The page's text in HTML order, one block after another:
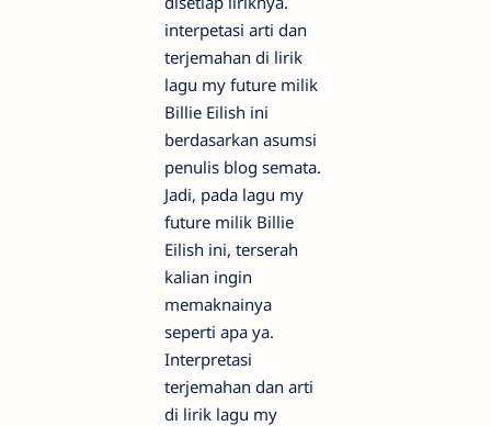
interpetasi arti dan
terjemahan di lirik
lagu my future milik
Billie Eilish ini
berdasarkan asumsi
penulis blog semata.
Jadi, pada lagu my
future milik Billie
Eilish ini, terserah
kalian ingin
memaknainya
seperti apa ya.
Interpretasi
terjemahan dan arti
di lirik lagu my